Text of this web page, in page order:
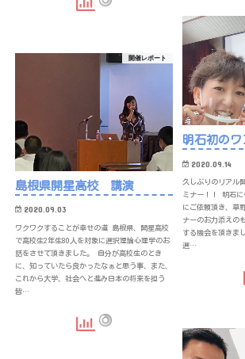
明石初の
2020.09.14
久しぶりのリアル
ミナー！！ 明石に
にご依頼頂き、草
ナーのお力添えの
する機会を頂きま
選…
開催レポート
島根県開星高校 講演
2020.09.03
ワクワクすることが幸せの道 島根県、開星高校
で高校生2年生80人を対象に選択理論心理学のお
話をさせて頂きました。 自分が高校生のとき
に、知っていたら良かったなぁと思う事、また、
これから大学、社会へと進み日本の将来を担う
皆…